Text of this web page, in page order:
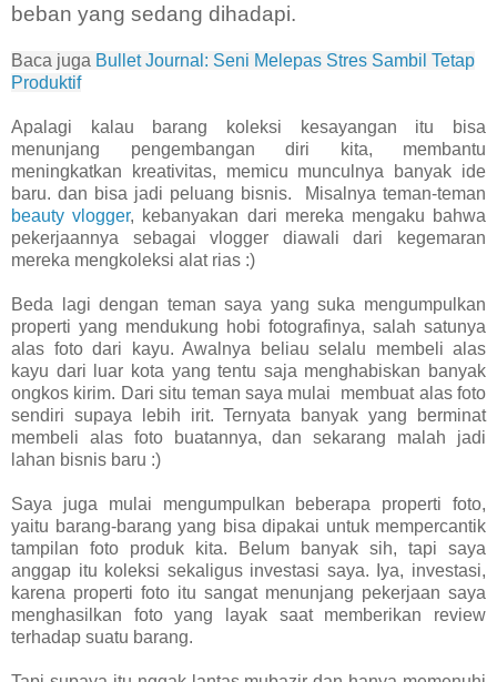
beban yang sedang dihadapi.
Baca juga Bullet Journal: Seni Melepas Stres Sambil Tetap
Produktif
Apalagi kalau barang koleksi kesayangan itu bisa
menunjang pengembangan diri kita, membantu
meningkatkan kreativitas, memicu munculnya banyak ide
baru. dan bisa jadi peluang bisnis. Misalnya teman-teman
beauty vlogger, kebanyakan dari mereka mengaku bahwa
pekerjaannya sebagai vlogger diawali dari kegemaran
mereka mengkoleksi alat rias :)
Beda lagi dengan teman saya yang suka mengumpulkan
properti yang mendukung hobi fotografinya, salah satunya
alas foto dari kayu. Awalnya beliau selalu membeli alas
kayu dari luar kota yang tentu saja menghabiskan banyak
ongkos kirim. Dari situ teman saya mulai membuat alas foto
sendiri supaya lebih irit. Ternyata banyak yang berminat
membeli alas foto buatannya, dan sekarang malah jadi
lahan bisnis baru :)
Saya juga mulai mengumpulkan beberapa properti foto,
yaitu barang-barang yang bisa dipakai untuk mempercantik
tampilan foto produk kita. Belum banyak sih, tapi saya
anggap itu koleksi sekaligus investasi saya. Iya, investasi,
karena properti foto itu sangat menunjang pekerjaan saya
menghasilkan foto yang layak saat memberikan review
terhadap suatu barang.